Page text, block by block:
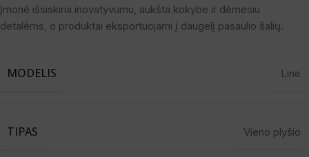
Įmonė išsiskiria inovatyvumu, aukšta kokybe ir dėmesiu
detalėms, o produktai eksportuojami į daugelį pasaulio šalių.
MODELIS Line
TIPAS Vieno plyšio